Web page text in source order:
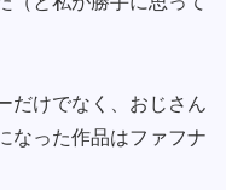
だけでなく、おじさん
なった作品はファフナ